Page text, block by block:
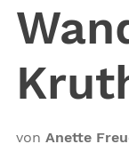
von Anette